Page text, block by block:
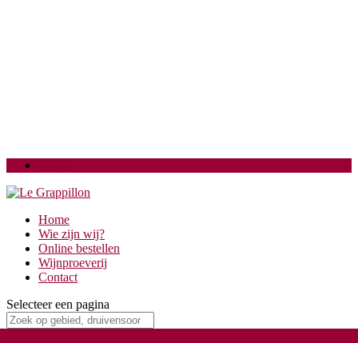
Home
Wie zijn wij?
Online bestellen
Wijnproeverij
Contact
Selecteer een pagina